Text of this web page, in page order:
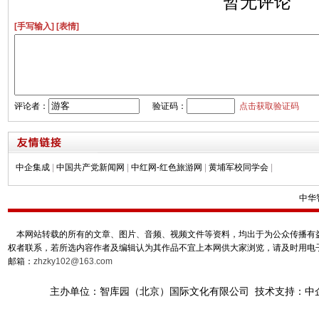
[手写输入] [表情]
评论者： 验证码： 点击获取验证码
中企集成 中国共产党新闻网 中红网-红色旅游网 黄埔军校同学会
中华
本网站转载的所有的文章、图片、音频、视频文件等资料，均出于为公众传播
权者联系，若所选内容作者及编辑认为其作品不宜上本网供大家浏览，请及时用
邮箱： zhzky102@163.com
主办单位：智库园（北京）国际文化有限公司 技术支持：